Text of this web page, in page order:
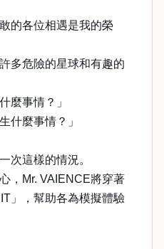
的各位相遇是我的榮
多危險的星球和有趣的
麼事情？」
什麼事情？」
次這樣的情況。
，Mr. VAIENCE將穿著
」，幫助各為模擬體驗